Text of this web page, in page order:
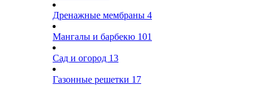
Дренажные мембраны 4
Мангалы и барбекю 101
Сад и огород 13
Газонные решетки 17